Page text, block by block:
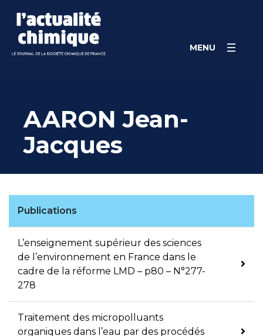
content
MENU
AARON Jean-
Jacques
Publications
L’enseignement supérieur des sciences
de l’environnement en France dans le
cadre de la réforme LMD – p80 – N°277-
278
Traitement des micropolluants
organiques dans l’eau par des procédés